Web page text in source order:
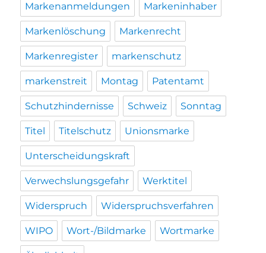
Markenanmeldungen Markeninhaber
Markenlöschung Markenrecht
Markenregister markenschutz
markenstreit Montag Patentamt
Schutzhindernisse Schweiz Sonntag
Titel Titelschutz Unionsmarke
Unterscheidungskraft
Verwechslungsgefahr Werktitel
Widerspruch Widerspruchsverfahren
WIPO Wort-/Bildmarke Wortmarke